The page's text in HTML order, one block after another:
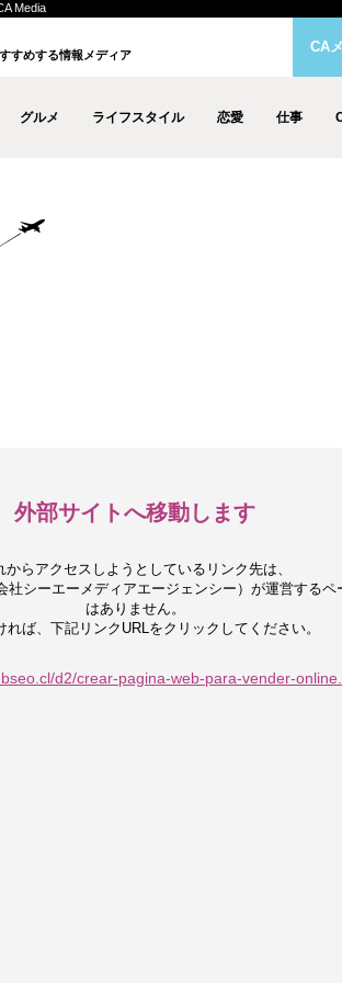
Media
すめする情報メディア
グルメ ライフスタイル 恋愛 仕事
CA
外部サイトへ移動します
からアクセスしようとしているリンク先は、
社シーエーメディアエージェンシー）が運営するペ
はありません。
れば、下記リンクURLをクリックしてください。
d2/crear-pagina-web-para-vender-